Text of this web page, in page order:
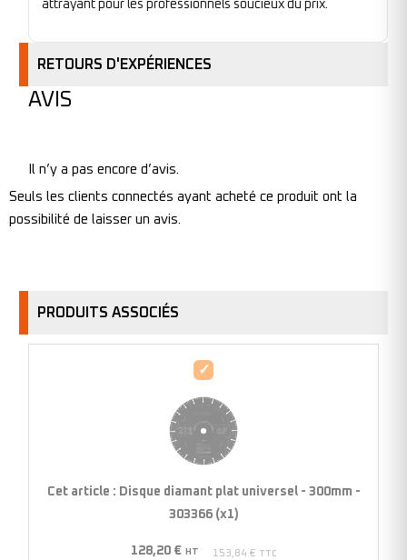
attrayant pour les professionnels soucieux du prix.
RETOURS D'EXPÉRIENCES
AVIS
Il n’y a pas encore d’avis.
Seuls les clients connectés ayant acheté ce produit ont la
possibilité de laisser un avis.
PRODUITS ASSOCIÉS
Disque
universel
-
(x1)
Cet article : Disque diamant plat universel - 300mm -
303366 (x1)
128,20 € HT 153,84 € TTC